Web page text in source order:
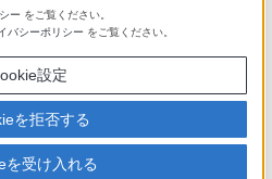
X3専用キャリングケース
ー をご覧ください。
バシーポリシー をご覧ください。
設定
を拒否する
を受け入れる